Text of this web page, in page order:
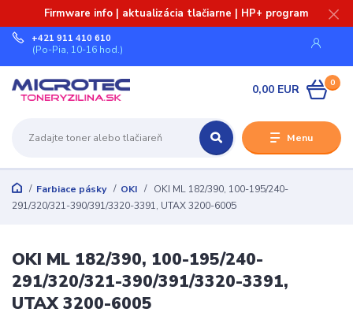
Firmware info | aktualizácia tlačiarne | HP+ program
Menu
+421 911 410 610
(Po-Pia, 10-16 hod.)
0
0,00 EUR
Farbiace pásky OKI
OKI ML 182/390, 100-195/240-
291/320/321-390/391/3320-3391, UTAX 3200-6005
OKI ML 182/390, 100-195/240-
291/320/321-390/391/3320-3391,
UTAX 3200-6005